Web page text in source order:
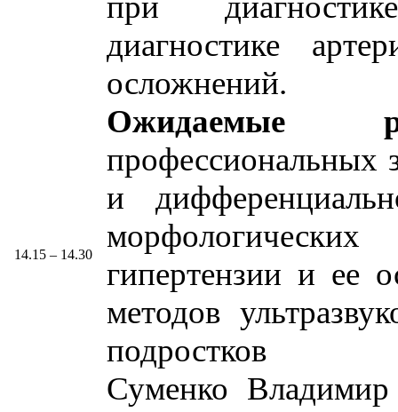
14.15 – 14.30
диагностике
осложнений.
Ожидаемые
профессиональных
и
гипертензии и ее
методов
подростков
Суменко